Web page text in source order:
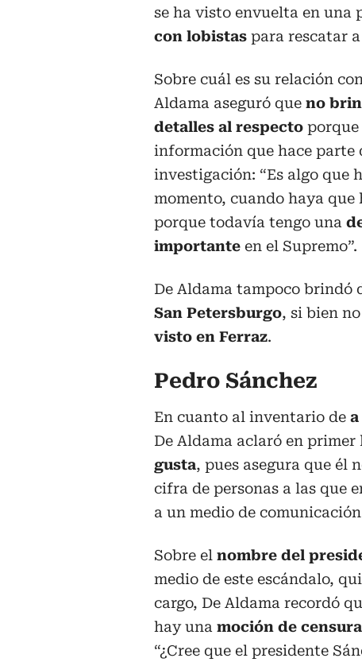
se ha visto envuelta en una
con lobistas para rescatar
Sobre cuál es su relación
Aldama aseguró que no
detalles al respecto porque
información que hace parte
investigación: “Es algo que
momento, cuando haya que
porque todavía tengo una
importante en el Supremo”.
De Aldama tampoco brindó
San Petersburgo, si bien
visto en Ferraz.
Pedro Sánchez
En cuanto al inventario de
De Aldama aclaró en primer
gusta, pues asegura que él
cifra de personas a las que
a un medio de
Sobre el nombre del
medio de este escándalo,
cargo, De Aldama recordó
hay una moción de censura
“¿Cree que el presidente